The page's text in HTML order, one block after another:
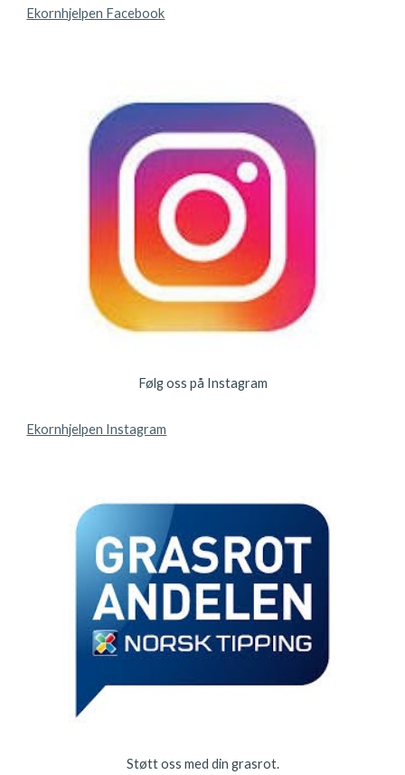
Ekornhjelpen Facebook
Følg oss på Instagram
Ekornhjelpen Instagram
Støtt oss med din grasrot.